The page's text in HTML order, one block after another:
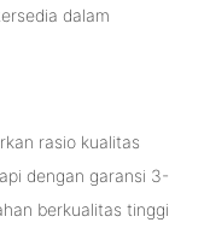
dalam
rasio kualitas
dengan garansi 3-
berkualitas tinggi